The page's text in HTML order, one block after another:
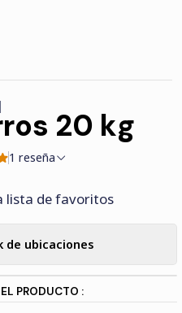
|
20 kg
1 reseña
lista de favoritos
de ubicaciones
PRODUCTO :